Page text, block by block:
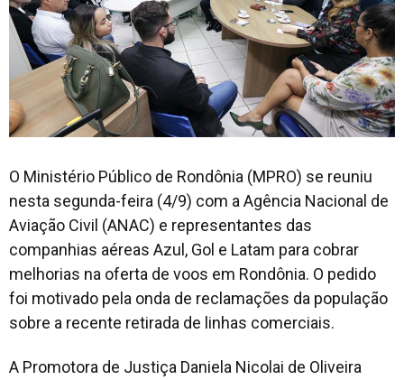
O Ministério Público de Rondônia (MPRO) se reuniu
nesta segunda-feira (4/9) com a Agência Nacional de
Aviação Civil (ANAC) e representantes das
companhias aéreas Azul, Gol e Latam para cobrar
melhorias na oferta de voos em Rondônia. O pedido
foi motivado pela onda de reclamações da população
sobre a recente retirada de linhas comerciais.
A Promotora de Justiça Daniela Nicolai de Oliveira